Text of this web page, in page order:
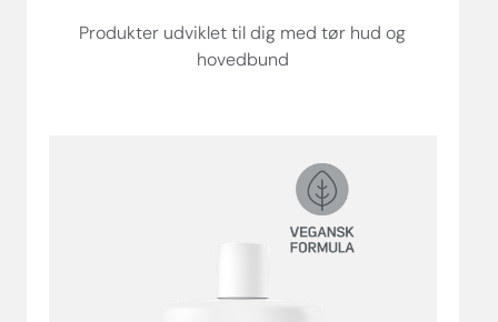
Produkter udviklet til dig med tør hud og
hovedbund